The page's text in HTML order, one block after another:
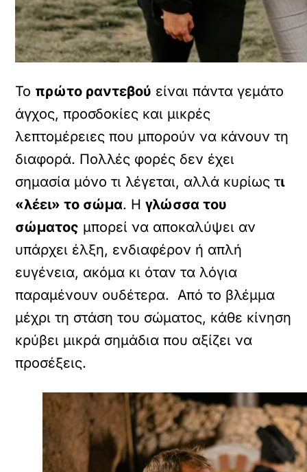
Το πρώτο ραντεβού είναι πάντα γεμάτο
άγχος, προσδοκίες και μικρές
λεπτομέρειες που μπορούν να κάνουν τη
διαφορά. Πολλές φορές δεν έχει
σημασία μόνο τι λέγεται, αλλά κυρίως τι
«λέει» το σώμα. Ηγλώσσα του
σώματος μπορεί να αποκαλύψει αν
υπάρχει έλξη, ενδιαφέρον ή απλή
ευγένεια, ακόμα κι όταν τα λόγια
παραμένουν ουδέτερα. Από το βλέμμα
μέχρι τη στάση του σώματος, κάθε κίνηση
κρύβει μικρά σημάδια που αξίζει να
προσέξεις.